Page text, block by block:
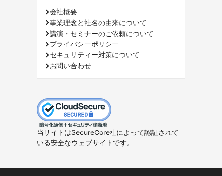
会社概要
事業理念と社名の由来について
講演・セミナーのご依頼について
プライバシーポリシー
セキュリティー対策について
お問い合わせ
当サイトはSecureCore社によって認証されて
いる安全なウェブサイトです。